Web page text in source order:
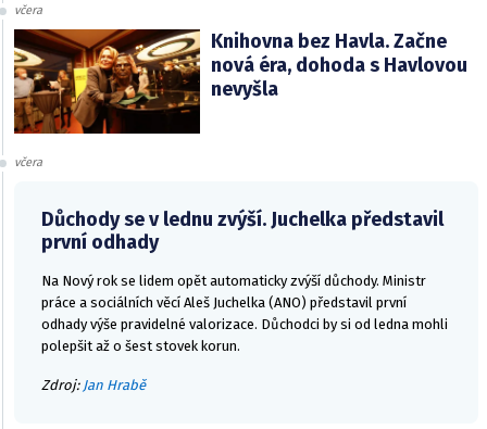
včera
Knihovna bez Havla. Začne
nová éra, dohoda s Havlovou
nevyšla
včera
Důchody se v lednu zvýší. Juchelka představil
první odhady
Na Nový rok se lidem opět automaticky zvýší důchody. Ministr
práce a sociálních věcí Aleš Juchelka (ANO) představil první
odhady výše pravidelné valorizace. Důchodci by si od ledna mohli
polepšit až o šest stovek korun.
Zdroj: Jan Hrabě